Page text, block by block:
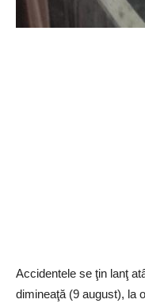
Accidentele se ţin lanţ
dimineaţă (9 august), la